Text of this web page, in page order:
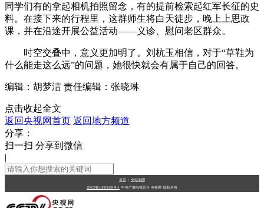
同学们有的拿起相机拍照留念，有的提前检索起红军长征的史
料。在接下来的行程里，这群师生将白天徒步，晚上上思政
课，并在沿途开展公益活动——义诊、慰问老区群众。
时空交叠中，意义更加明了。刘杭玉相信，对于“草鞋为
什么能走这么远”的问题，她很快就会有属于自己的回答。
编辑：胡梦洁 责任编辑：张晓琳
点击收起全文
返回央视网首页 返回地方频道
分享：
扫一扫 分享到微信
|
首页 全站地图
京ICP备10003349号-1 中央广播电视总台 央视网 版权所有